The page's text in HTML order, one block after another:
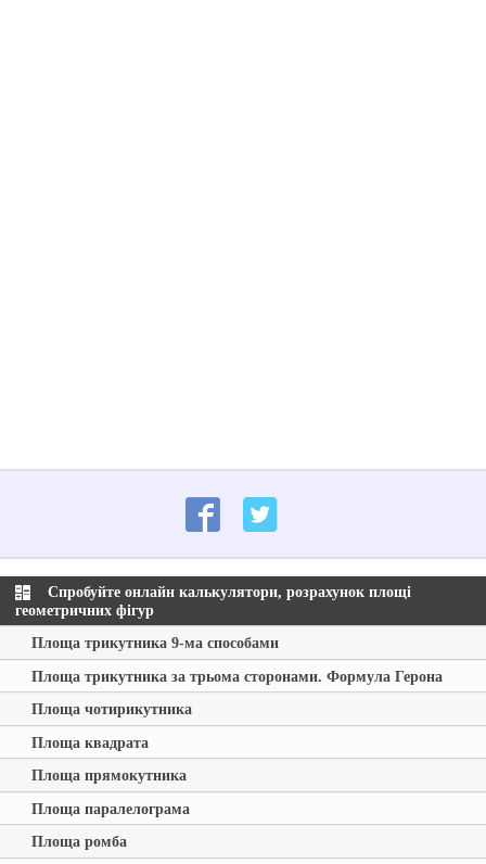
Спробуйте онлайн калькулятори, розрахунок площі
геометричних фігур
Площа трикутника 9-ма способами
Площа трикутника за трьома сторонами. Формула Герона
Площа чотирикутника
Площа квадрата
Площа прямокутника
Площа паралелограма
Площа ромба